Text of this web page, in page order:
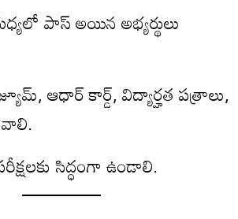
పాస్ అయిన అభ్యర్థులు
ఆధార్ కార్డ్, విద్యార్హత పత్రాలు,
సిద్ధంగా ఉండాలి.